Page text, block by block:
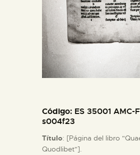
ESPAÑOL
Código: ES 35001 AMC-
s004f23
Título: [Página del libro
Quodlibet"].